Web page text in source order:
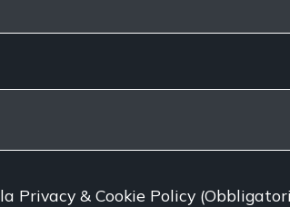
la Privacy & Cookie Policy